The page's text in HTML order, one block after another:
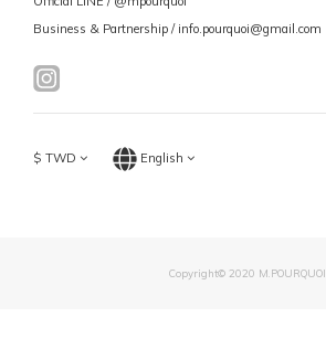
Business & Partnership / info.pourquoi@gmail.com
$ TWD English
Copyright© 2020 M.POURQUOI